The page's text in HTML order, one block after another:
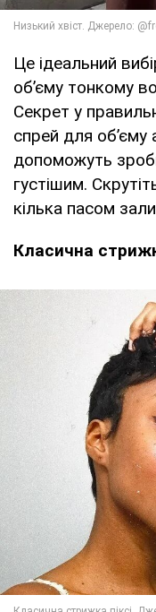
Це ідеальний
об’єму тонкому
Секрет у
спрей для об’єму
допоможуть
густішим.
кілька пасом
Класична